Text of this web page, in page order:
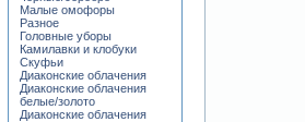
Малые омофоры
Разное
Головные уборы
Камилавки и клобуки
Скуфьи
Диаконские облачения
Диаконские облачения
белые/золото
Диаконские облачения